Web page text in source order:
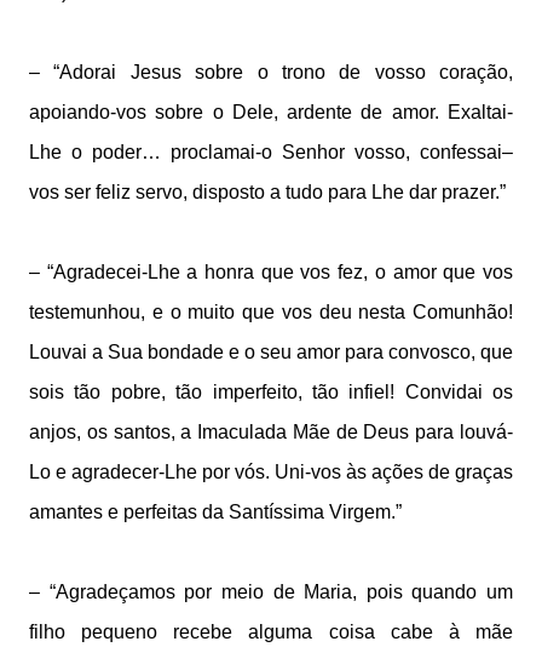
– “Adorai Jesus sobre o trono de vosso coração,
apoiando-vos sobre o Dele, ardente de amor. Exaltai-
Lhe o poder… proclamai-o Senhor vosso, confessai–
vos ser feliz servo, disposto a tudo para Lhe dar prazer.”
– “Agradecei-Lhe a honra que vos fez, o amor que vos
testemunhou, e o muito que vos deu nesta Comunhão!
Louvai a Sua bondade e o seu amor para convosco, que
sois tão pobre, tão imperfeito, tão infiel! Convidai os
anjos, os santos, a Imaculada Mãe de Deus para louvá-
Lo e agradecer-Lhe por vós. Uni-vos às ações de graças
amantes e perfeitas da Santíssima Virgem.”
– “Agradeçamos por meio de Maria, pois quando um
filho pequeno recebe alguma coisa cabe à mãe